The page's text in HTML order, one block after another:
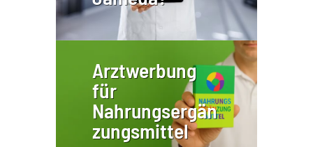
Arztwerbung
für
Nahrungsergän
zungsmittel